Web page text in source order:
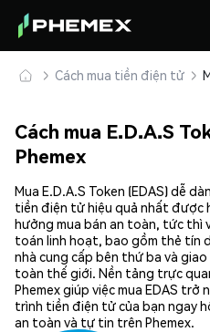
Cách mua tiền điện tử
Cách mua E.D.A.S
Phemex
Mua E.D.A.S Token (EDAS) dễ
tiền điện tử hiệu quả nhất được
hưởng mua bán an toàn, tức thì
toán linh hoạt, bao gồm thẻ tín
nhà cung cấp bên thứ ba và
toàn thế giới. Nền tảng trực
Phemex giúp việc mua EDAS trở
trình tiền điện tử của bạn ngay
an toàn và tự tin trên Phemex.